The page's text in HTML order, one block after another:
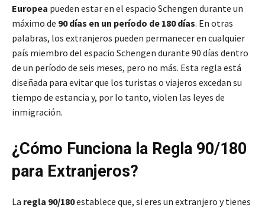
Europea pueden estar en el espacio Schengen durante un
máximo de 90 días en un período de 180 días. En otras
palabras, los extranjeros pueden permanecer en cualquier
país miembro del espacio Schengen durante 90 días dentro
de un período de seis meses, pero no más. Esta regla está
diseñada para evitar que los turistas o viajeros excedan su
tiempo de estancia y, por lo tanto, violen las leyes de
inmigración.
¿Cómo Funciona la Regla 90/180
para Extranjeros?
La regla 90/180establece que, si eres un extranjero y tienes